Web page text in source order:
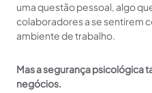
uma questão pessoal, algo
colaboradores a se sentirem
ambiente de trabalho.
Mas a segurança psicológica
negócios.